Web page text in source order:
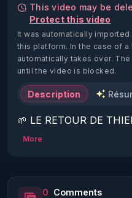
This video may be
Protect this video
It was automatically
this platform. In the case of
automatically takes over.
until the video is blocked.
Description
🌱 LE RETOUR DE
2022)!
https://www.rgnr.fr/
More
0 Comments